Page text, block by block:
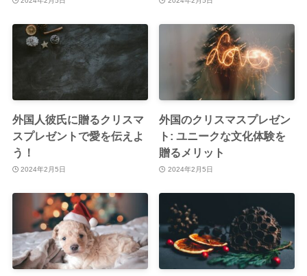
外国人彼氏に贈るクリスマ
スプレゼントで愛を伝えよ
う！
2024年2月5日
外国のクリスマスプレゼン
ト: ユニークな文化体験を
贈るメリット
2024年2月5日